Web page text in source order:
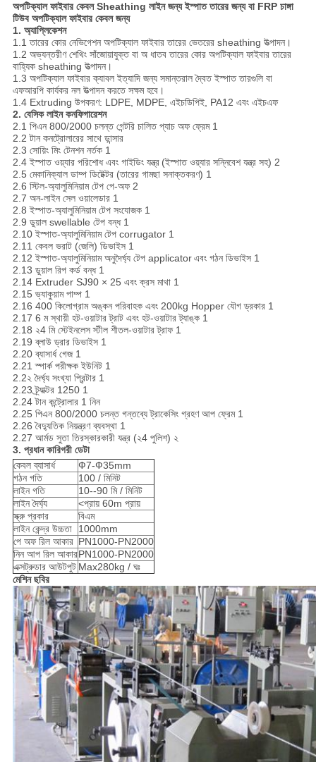
অপটিক্যাল ফাইবার কেবল Sheathing লাইন জন্য ইস্পাত তারের জন্য বা FRP চাঙ্গা
টিউব অপটিক্যাল ফাইবার কেবল জন্য
1. অ্যাপ্লিকেশন
1.1 তারের কোর নেভিগেশন অপটিক্যাল ফাইবার তারের ভেতরের sheathing উত্পাদন।
1.2 অভ্যন্তরীণ শেথিং সাঁজোয়াযুক্ত বা অ ধাতব তারের কোর অপটিক্যাল ফাইবার তারের
বাহ্যিক sheathing উত্পাদন।
1.3 অপটিক্যাল ফাইবার ক্যাবল ইত্যাদি জন্য সমান্তরাল দ্বৈত ইস্পাত তারগুলি বা
এফআরপি কার্যকর নল উত্পাদন করতে সক্ষম হবে।
1.4 Extruding উপকরণ: LDPE, MDPE, এইচডিপিই, PA12 এবং এইচএফ
2. বেসিক লাইন কনফিগারেশন
2.1 পিএন 800/2000 চলন্ত গেন্টরি চালিত প্যাচ অফ ফ্রেম 1
2.2 টান কনট্রোলারের সাথে ডান্সার
2.3 সোয়িং মিং টেনশন নর্তক 1
2.4 ইস্পাত ওয়্যার পরিশোধ এবং গাইডিং যন্ত্র (ইস্পাত ওয়্যার সন্নিবেশ যন্ত্র সহ) 2
2.5 মেকানিক্যাল ডাম্প ডিটেক্টর (তারের গামছা সনাক্তকরণ) 1
2.6 স্টিল-অ্যালুমিনিয়াম টেপ পে-অফ 2
2.7 অন-লাইন সেল ওয়ালেডার 1
2.8 ইস্পাত-অ্যালুমিনিয়াম টেপ সংযোজক 1
2.9 ডুয়াল swellable টেপ বন্ধ 1
2.10 ইস্পাত-অ্যালুমিনিয়াম টেপ corrugator 1
2.11 কেবল ভরাট (জেলি) ডিভাইস 1
2.12 ইস্পাত-অ্যালুমিনিয়াম অনুদৈর্ঘ্য টেপ applicatorএবং গঠন ডিভাইস 1
2.13 ডুয়াল রিপ কর্ড বন্ধ 1
2.14 Extruder SJ90 × 25 এবং ক্রস মাথা 1
2.15 ভ্যাকুয়াম পাম্প 1
2.16 400 কিলোগ্রাম অঙ্কন পরিবাহক এবং 200kg Hopper যৌগ ড্রকার 1
2.17 6 ম স্থায়ী হট-ওয়াটার ট্রাট এবং হট-ওয়াটার ট্যাঙ্ক 1
2.18 ২4 মি স্টেইনলেস স্টীল শীতল-ওয়াটার ট্রাফ 1
2.19 ব্লাউ ড্রার ডিভাইস 1
2.20 ব্যাসার্ধ গেজ 1
2.21 স্পার্ক পরীক্ষক ইউনিট 1
2.2২ দৈর্ঘ্য সংখ্যা প্রিন্টার 1
2.23 ট্র্যাক্টর 1250 1
2.24 টান কন্ট্রোলার 1 নিন
2.25 পিএন 800/2000 চলন্ত গন্তব্যে ট্রাকেসিং গ্রহণ আপ ফ্রেম 1
2.26 বৈদ্যুতিক নিয়ন্ত্রণ ব্যবস্থা 1
2.27 আর্মড সুতা তিরস্কারকারী যন্ত্র (২4 পুলিশ) ২
3. প্রধান কারিগরী ডেটা
কেবল ব্যাসার্ধ
Ф7-Ф35mm
গঠন গতি
100 / মিনিট
লাইন গতি
10--90 মি / মিনিট
লাইন দৈর্ঘ্য
<প্রায় 60m প্রায়
স্ক্রু প্রকার
বিএম
লাইন কেন্দ্র উচ্চতা
1000mm
পে অফ রিল আকার PN1000-PN2000
নিন আপ রিল আকারPN1000-PN2000
এক্সট্রুডার আউটপুট Max280kg / ঘঃ
মেশিন ছবির